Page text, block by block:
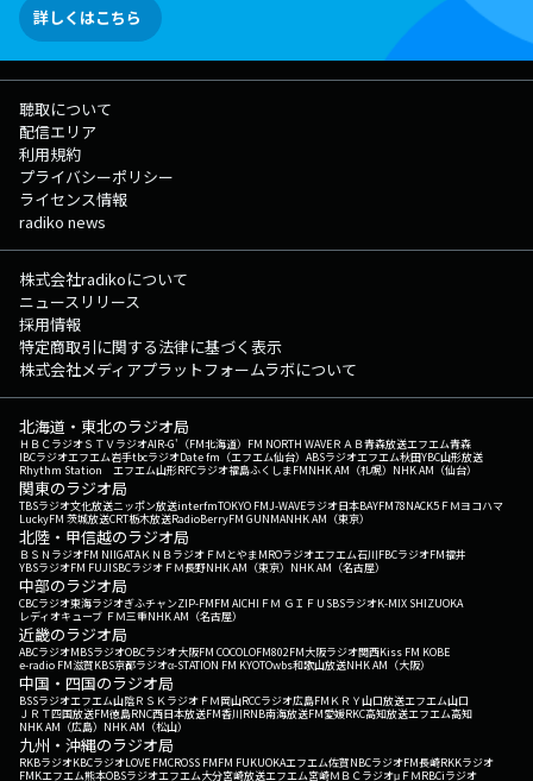
詳しくはこちら
聴取について
配信エリア
利用規約
プライバシーポリシー
ライセンス情報
radiko news
株式会社radikoについて
ニュースリリース
採用情報
特定商取引に関する法律に基づく表示
株式会社メディアプラットフォームラボについて
北海道・東北のラジオ局
ＨＢＣラジオＳＴＶラジオAIR-G'（FM北海道） FM NORTH WAVEＲＡＢ青森放送エフエム青森
IBCラジオエフエム岩手tbcラジオDate fm（エフエム仙台） ABSラジオエフエム秋田YBC山形放送
Rhythm Station エフエム山形RFCラジオ福島ふくしまFMNHK AM（札幌） NHK AM（仙台）
関東のラジオ局
TBSラジオ文化放送ニッポン放送interfmTOKYO FMJ-WAVEラジオ日本BAYFM78NACK5 ＦＭヨコハマ
LuckyFM 茨城放送CRT栃木放送RadioBerryFM GUNMANHK AM（東京）
北陸・甲信越のラジオ局
ＢＳＮラジオFM NIIGATAＫＮＢラジオ ＦＭとやまMROラジオエフエム石川FBCラジオFM福井
YBSラジオFM FUJISBCラジオ ＦＭ長野NHK AM（東京） NHK AM（名古屋）
中部のラジオ局
CBCラジオ東海ラジオぎふチャンZIP-FMFM AICHI ＦＭ ＧＩＦＵ SBSラジオK-MIX SHIZUOKA
レディオキューブ ＦＭ三重NHK AM（名古屋）
近畿のラジオ局
ABCラジオMBSラジオOBCラジオ大阪FM COCOLOFM802FM大阪ラジオ関西Kiss FM KOBE
e-radio FM滋賀KBS京都ラジオα-STATION FM KYOTOwbs和歌山放送NHK AM（大阪）
中国・四国のラジオ局
BSSラジオエフエム山陰ＲＳＫラジオ ＦＭ岡山RCCラジオ広島FM ＫＲＹ山口放送エフエム山口
ＪＲＴ四国放送FM徳島RNC西日本放送FM香川RNB南海放送FM愛媛RKC高知放送エフエム高知
NHK AM（広島） NHK AM（松山）
九州・沖縄のラジオ局
RKBラジオKBCラジオLOVE FMCROSS FMFM FUKUOKAエフエム佐賀NBCラジオFM長崎RKKラジオ
FMKエフエム熊本OBSラジオエフエム大分宮崎放送エフエム宮崎ＭＢＣラジオμＦＭRBCiラジオ